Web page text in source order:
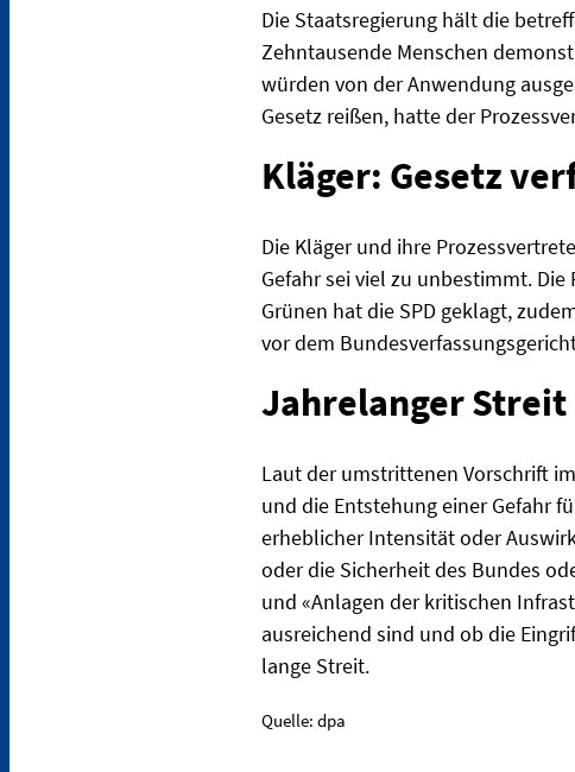
Die Staatsregierung hält die
Zehntausende Menschen
würden von der Anwendung
Gesetz reißen, hatte der
Kläger: Gesetz
Die Kläger und ihre
Gefahr sei viel zu unbestimmt.
Grünen hat die SPD geklagt,
vor dem
Jahrelanger Streit
Laut der umstrittenen Vorschrift
und die Entstehung einer Gefahr
erheblicher Intensität oder
oder die Sicherheit des Bundes
und «Anlagen der kritischen
ausreichend sind und ob die
lange Streit.
Quelle: dpa